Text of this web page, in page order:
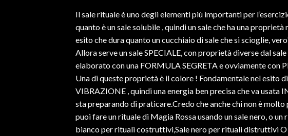
Il sale rituale è uno degli elementi più importanti per
quanto è un sale solubile , quindi un sale che ha una
esito che dura quanto un cucchiaio di sale che si scioglie,
Allora serve un sale SPECIALE, con proprietà diverse dal
elaborato con una FORMULA SEGRETA e ovviamente con
Una di queste proprietà è il colore ! Fondamentale nel esito
VIBRAZIONE , quindi una energia ben precisa che va
sta preparando di praticare.Credo che anche chi non è
puoi fare un rituale di Magia Rossa usando un sale nero, o
bianco per rituali costruttivi,Sale nero per rituali distruttivi